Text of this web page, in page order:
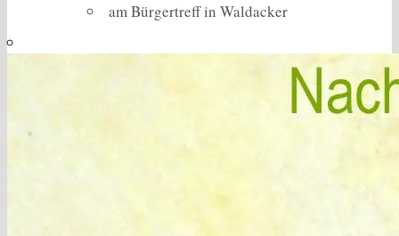
am Bürgertreff in Waldacker